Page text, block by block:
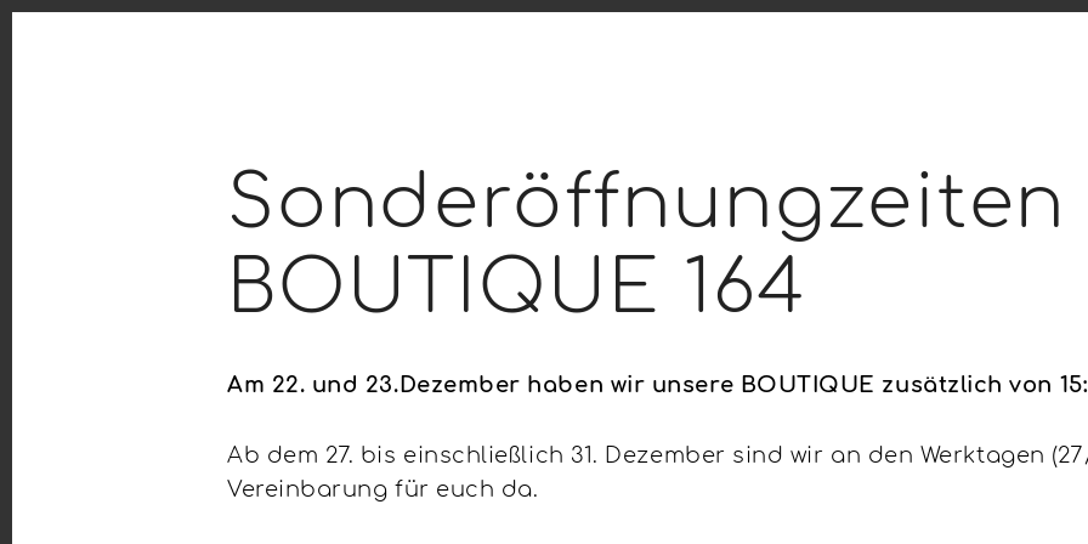
Sonderöffnungzeiten
BOUTIQUE 164
Am 22. und 23.Dezember haben wir unsere BOUTIQUE zusätzlich von
Ab dem 27. bis einschließlich 31. Dezember sind wir an den Werktagen
Vereinbarung für euch da.